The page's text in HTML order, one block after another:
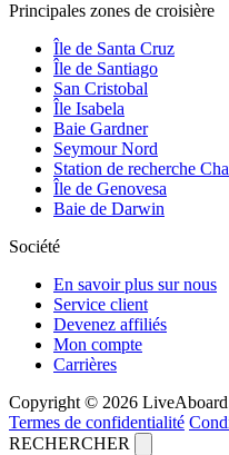
Principales zones de croisière
Île de Santa Cruz
Île de Santiago
San Cristobal
Île Isabela
Baie Gardner
Seymour Nord
Station de recherche
Île de Genovesa
Baie de Darwin
Société
En savoir plus sur nous
Service client
Devenez affiliés
Mon compte
Carrières
Copyright © 2026
Termes de confidentialité
RECHERCHER